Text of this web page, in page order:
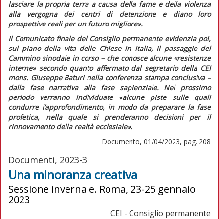
lasciare la propria terra a causa della fame e della violenza
alla vergogna dei centri di detenzione e diano loro
prospettive reali per un futuro migliore».
Il Comunicato finale del Consiglio permanente evidenzia poi,
sul piano della vita delle Chiese in Italia, il passaggio del
Cammino sinodale in corso – che conosce alcune «resistenze
interne»secondo quanto affermato dal segretario della CEI
mons. Giuseppe Baturi nella conferenza stampa conclusiva –
dalla fase narrativa alla fase sapienziale. Nel prossimo
periodo verranno individuate «alcune piste sulle quali
condurre l’approfondimento, in modo da preparare la fase
profetica, nella quale si prenderanno decisioni per il
rinnovamento della realtà ecclesiale».
Documento, 01/04/2023, pag. 208
Documenti, 2023-3
Una minoranza creativa
Sessione invernale. Roma, 23-25 gennaio
2023
CEI - Consiglio permanente